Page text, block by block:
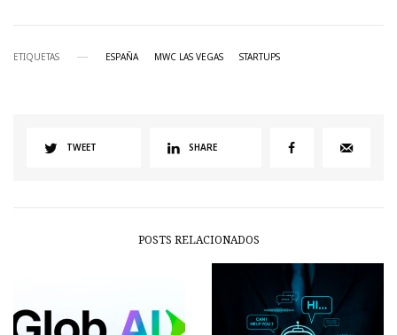
ETIQUETAS ESPAÑA MWC LAS VEGAS STARTUPS
TWEET SHARE
POSTS RELACIONADOS